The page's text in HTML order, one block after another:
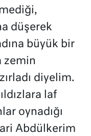
düşerek
büyük bir
zemin
diyelim.
laf
oynadığı
Abdülkerim